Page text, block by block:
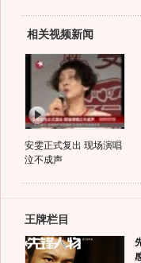
相关视频新闻
安雯正式复出 现场演唱
泣不成声
王牌栏目